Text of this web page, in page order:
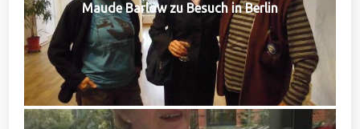
Maude Barlow zu Besuch in Berlin